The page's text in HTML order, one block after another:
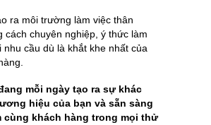
ra môi trường làm việc thân
cách chuyên nghiệp, ý thức làm
nhu cầu dù là khắt khe nhất của
mỗi ngày tạo ra sự khác
hiệu của bạn và sẵn sàng
cùng khách hàng trong mọi thử